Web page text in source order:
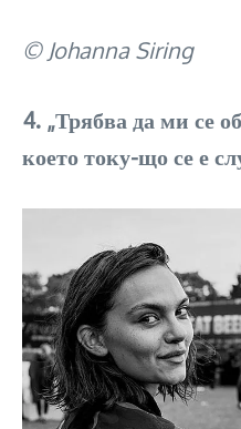
© Johanna Siring
4. „Трябва да ми се
което току-що се е